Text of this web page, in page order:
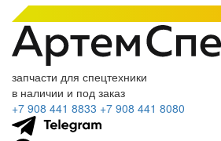
запчасти для спецтехники
в наличии и под заказ
+7 908 441 8833 +7 908 441 8080